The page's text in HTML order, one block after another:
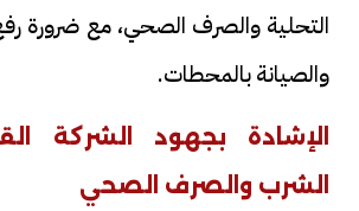
التحلية والصرف الصحي، مع ضرورة
والصيانة بالمحطات.
الإشادة بجهود الشركة
الشرب والصرف الصحي